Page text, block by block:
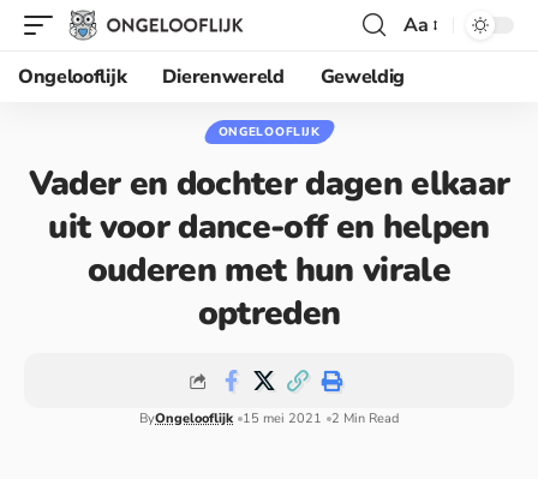
Aa
Ongelooflijk
Dierenwereld Geweldig
ONGELOOFLIJK
Vader en dochter dagen elkaar
uit voor dance-off en helpen
ouderen met hun virale
optreden
ByOngelooflijk 15 mei 2021 2 Min Read